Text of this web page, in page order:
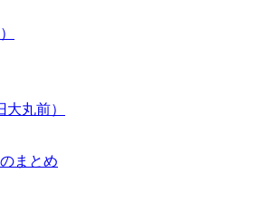
丸前）
まとめ